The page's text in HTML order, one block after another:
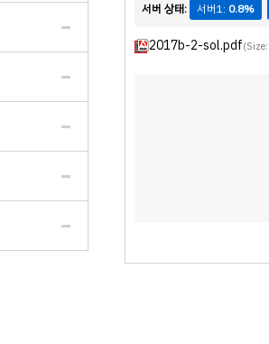
서버 상태: 서버1: 0.8%
2017b-2-sol.pdf